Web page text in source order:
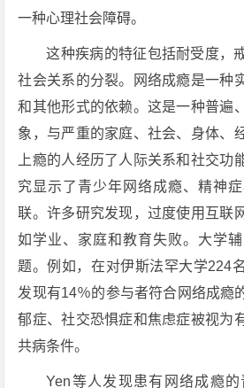
一种心理社会障碍。
这种疾病的特征包括耐受度，
社会关系的分裂。网络成瘾是一种
和其他形式的依赖。这是一种普遍
象，与严重的家庭、社会、身体、
上瘾的人经历了人际关系和社交功
究显示了青少年网络成瘾、精神
联。许多研究发现，过度使用互联
如学业、家庭和教育失败。大学
题。例如，在对伊斯法罕大学224
发现有14％的参与者符合网络成瘾
郁症、社交恐惧症和焦虑症被视为
共病条件。
Yen等人发现患有网络成瘾